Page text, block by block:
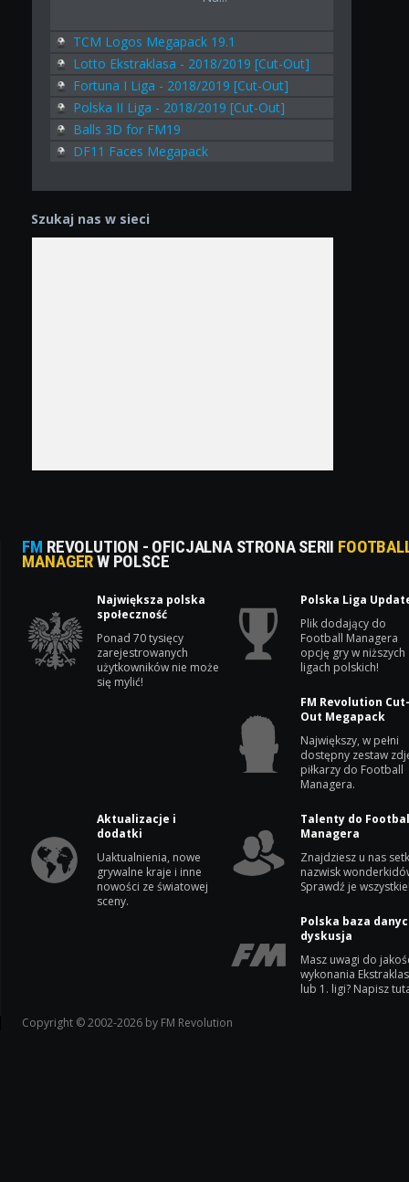
TCM Logos Megapack 19.1
Lotto Ekstraklasa - 2018/2019 [Cut-Out]
Fortuna I Liga - 2018/2019 [Cut-Out]
Polska II Liga - 2018/2019 [Cut-Out]
Balls 3D for FM19
DF11 Faces Megapack
Szukaj nas w sieci
FM REVOLUTION - OFICJALNA STRONA SERII
MANAGERW POLSCE
Największa polska
społeczność
Ponad 70 tysięcy
zarejestrowanych
użytkowników nie może
się mylić!
Polska Liga
Plik dodający do
Football Managera
opcję gry w niższych
ligach polskich!
FM Revolution
Out Megapack
Największy, w pełni
dostępny zestaw
piłkarzy do Football
Managera.
Aktualizacje i
dodatki
Uaktualnienia, nowe
grywalne kraje i inne
nowości ze światowej
sceny.
Talenty do
Managera
Znajdziesz u nas
nazwisk
Sprawdź je
Polska baza
dyskusja
Masz uwagi do
wykonania
lub 1. ligi? Napisz
Copyright © 2002-2026 by FM Revolution